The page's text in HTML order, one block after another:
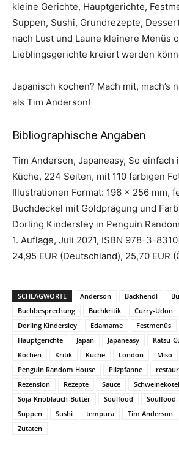
kleine Gerichte, Hauptgerichte,
Suppen, Sushi, Grundrezepte,
nach Lust und Laune kleinere Menüs
Lieblingsgerichte kreiert werden
Japanisch kochen? Mach mit, mach’s
als Tim Anderson!
Bibliographische Angaben
Tim Anderson, Japaneasy, So einfach
Küche, 224 Seiten, mit 110 farbigen
Illustrationen Format: 196 x 256 mm,
Buchdeckel mit Goldprägung und
Dorling Kindersley in Penguin
1. Auflage, Juli 2021, ISBN 978-3-
24,95 EUR (Deutschland), 25,70 EUR
SCHLAGWORTE Anderson Backhendl
Buchbesprechung
Buchkritik Curry-Udon
Dorling Kindersley
Edamame Festmenüs
Hauptgerichte
Japan Japaneasy Katsu-
Kochen
Kritik Küche London Miso
Penguin Random House
Pilzpfanne
Rezension
Rezepte Sauce
Soja-Knoblauch-Butter
Soulfood
Suppen
Sushi tempura Tim Anderson
Zutaten